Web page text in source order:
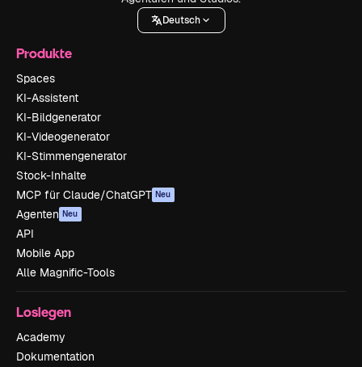
Deutsch
Produkte
Spaces
KI-Assistent
KI-Bildgenerator
KI-Videogenerator
KI-Stimmengenerator
Stock-Inhalte
MCP für Claude/ChatGPT Neu
Agenten Neu
API
Mobile App
Alle Magnific-Tools
Loslegen
Academy
Dokumentation